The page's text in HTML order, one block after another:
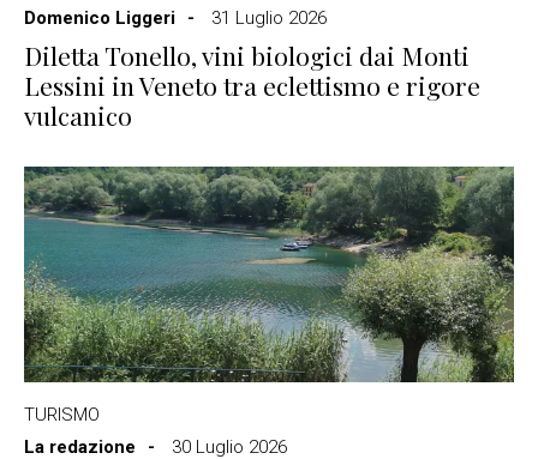
Domenico Liggeri 31 Luglio 2026
Diletta Tonello, vini biologici dai Monti
Lessini in Veneto tra eclettismo e rigore
vulcanico
TURISMO
La redazione
30 Luglio 2026